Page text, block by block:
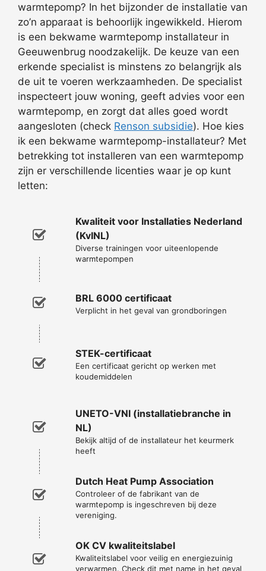
warmtepomp? In het bijzonder de installatie van
zo’n apparaat is behoorlijk ingewikkeld. Hierom
is een bekwame warmtepomp installateur in
Geeuwenbrug noodzakelijk. De keuze van een
erkende specialist is minstens zo belangrijk als
de uit te voeren werkzaamheden. De specialist
inspecteert jouw woning, geeft advies voor een
warmtepomp, en zorgt dat alles goed wordt
aangesloten (check Renson subsidie). Hoe kies
ik een bekwame warmtepomp-installateur? Met
betrekking tot installeren van een warmtepomp
zijn er verschillende licenties waar je op kunt
letten:
Kwaliteit voor Installaties Nederland
(KvINL)
Diverse trainingen voor uiteenlopende
warmtepompen
BRL 6000 certificaat
Verplicht in het geval van grondboringen
STEK-certificaat
Een certificaat gericht op werken met
koudemiddelen
UNETO-VNI (installatiebranche in
NL)
Bekijk altijd of de installateur het keurmerk
heeft
Dutch Heat Pump Association
Controleer of de fabrikant van de
warmtepomp is ingeschreven bij deze
vereniging.
OK CV kwaliteitslabel
Kwaliteitslabel voor veilig en energiezuinig
verwarmen. Check dit met name in het geval